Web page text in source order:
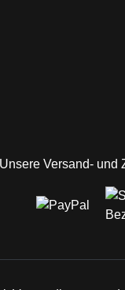
Link)
Unsere Versand- und